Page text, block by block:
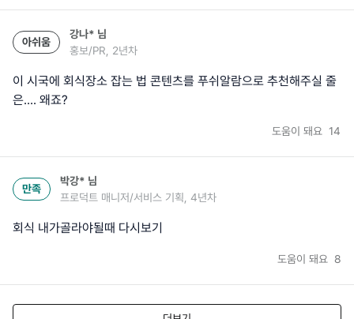
아쉬움
강나* 님
홍보/PR, 2년차
이 시국에 회식장소 잡는 법 콘텐츠를 푸쉬알람으로 추천해주실 줄
은.... 왜죠?
도움이 돼요 14
만족
박강* 님
프로덕트 매니저/서비스 기획, 4년차
회식 내가골라야될때 다시보기
도움이 돼요 8